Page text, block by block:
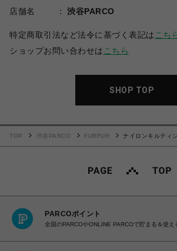
店舗名
渋谷PARCO
特定商取引法など法令に基づく表記は こち
ショップお問い合わせは こちら
SHOP TOP
TOP 渋谷PARCO FURFUR
ナイロンキルティ
PARCOポイント
全国のPARCOやONLINE PARCOで貯まる＆使え